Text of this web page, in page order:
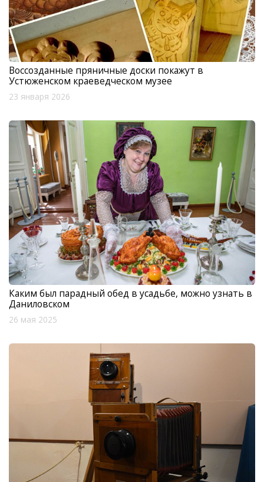
Воссозданные пряничные доски покажут в
Устюженском краеведческом музее
23 января 2026
Каким был парадный обед в усадьбе, можно узнать в
Даниловском
26 мая 2025